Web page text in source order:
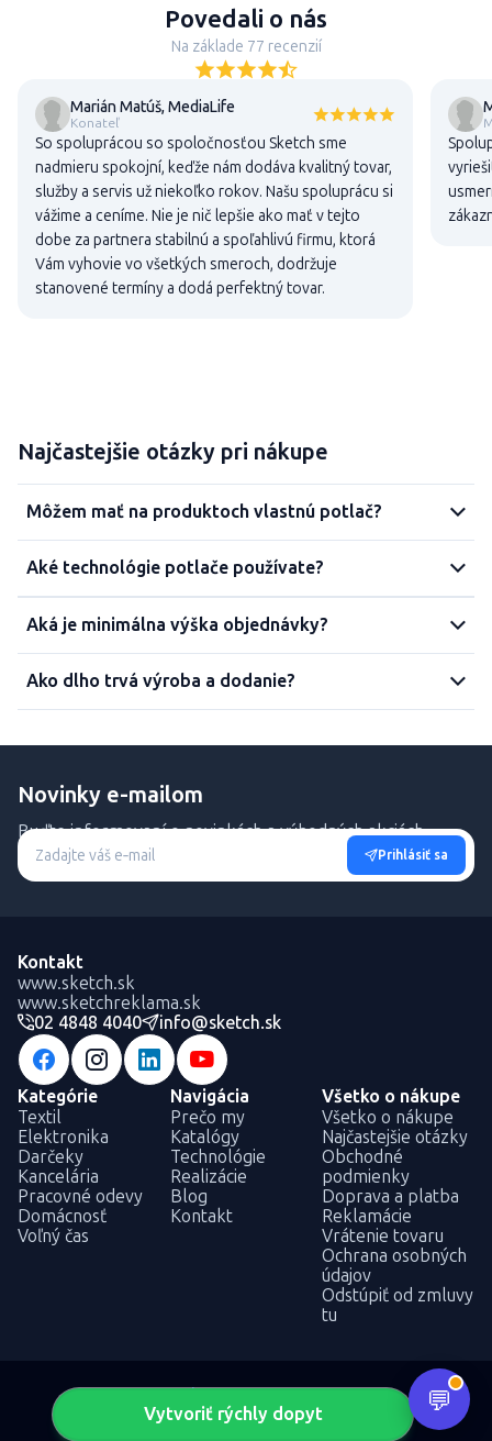
Vytvoriť rýchly dopyt
Povedali o nás
Na základe 77 recenzií
Marián Matúš, MediaLife
Konateľ
So spoluprácou so spoločnosťou Sketch sme
nadmieru spokojní, keďže nám dodáva kvalitný tovar,
služby a servis už niekoľko rokov. Našu spoluprácu si
vážime a ceníme. Nie je nič lepšie ako mať v tejto
dobe za partnera stabilnú a spoľahlivú firmu, ktorá
Vám vyhovie vo všetkých smeroch, dodržuje
stanovené termíny a dodá perfektný tovar.
Najčastejšie otázky pri nákupe
Môžem mať na produktoch vlastnú potlač?
Aké technológie potlače používate?
Aká je minimálna výška objednávky?
Ako dlho trvá výroba a dodanie?
Novinky e-mailom
Buďte informovaní o novinkách a výhodných akciách.
Prihlásiť sa
Kontakt
www.sketch.sk
www.sketchreklama.sk
02 4848 4040
info@sketch.sk
Kategórie
Textil
Elektronika
Darčeky
Kancelária
Pracovné odevy
Domácnosť
Voľný čas
Navigácia
Prečo my
Katalógy
Technológie
Realizácie
Blog
Kontakt
Všetko o nákupe
Všetko o nákupe
Najčastejšie otázky
Obchodné
podmienky
Doprava a platba
Reklamácie
Vrátenie tovaru
Ochrana osobných
údajov
Odstúpiť od zmluvy
tu